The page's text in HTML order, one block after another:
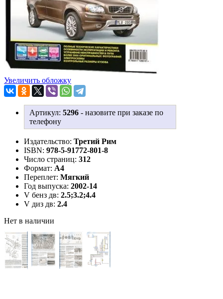
Увеличить обложку
Артикул: 5296 - назовите при заказе по
телефону
Издательство: Третий Рим
ISBN: 978-5-91772-801-8
Число страниц: 312
Формат: А4
Переплет: Мягкий
Год выпуска: 2002-14
V бенз дв: 2.5;3.2;4.4
V диз дв: 2.4
Нет в наличии